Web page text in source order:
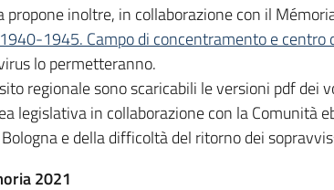
propone inoltre, in collaborazione con il
1945. Campo di concentramento e centro
lo permetteranno.
regionale sono scaricabili le versioni pdf dei
legislativa in collaborazione con la
e della difficoltà del ritorno dei
2021